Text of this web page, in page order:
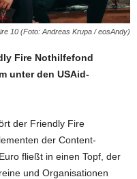
10 (Foto: Andreas Krupa / eosAndy)
Fire Nothilfefond
unter den USAid-
der Friendly Fire
der Content-
fließt in einen Topf, der
und Organisationen